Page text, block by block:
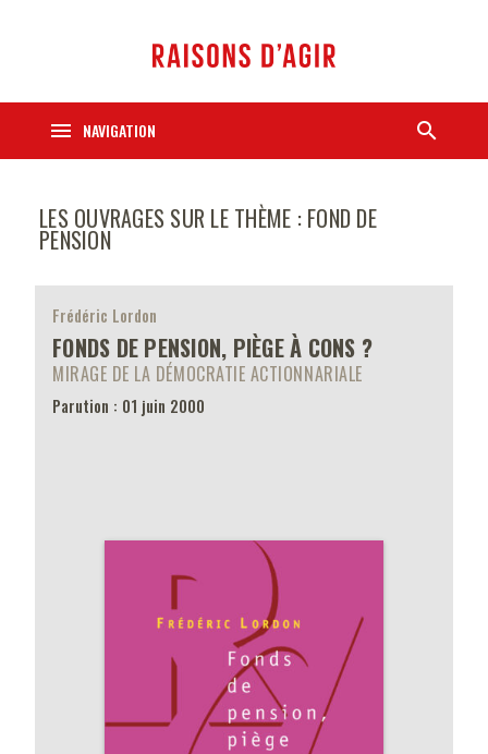
menu NAVIGATION search
LES OUVRAGES SUR LE THÈME : FOND DE
PENSION
Frédéric Lordon
FONDS DE PENSION, PIÈGE À CONS ?
MIRAGE DE LA DÉMOCRATIE ACTIONNARIALE
Parution : 01 juin 2000